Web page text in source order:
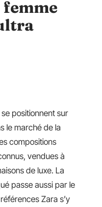
positionnent sur
le marché de la
compositions
vendues à
de luxe. La
passe aussi par le
Zara s’y